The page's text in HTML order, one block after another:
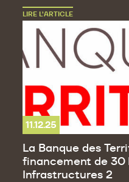
LIRE L’ARTICLE
11.12.25
La Banque des
financement de 30
Infrastructures 2